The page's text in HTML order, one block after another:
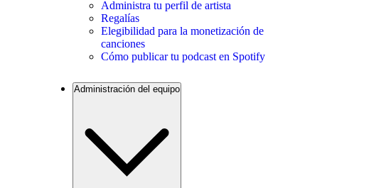
Administra tu perfil de artista
Regalías
Elegibilidad para la monetización de
canciones
Cómo publicar tu podcast en Spotify
Administración del equipo